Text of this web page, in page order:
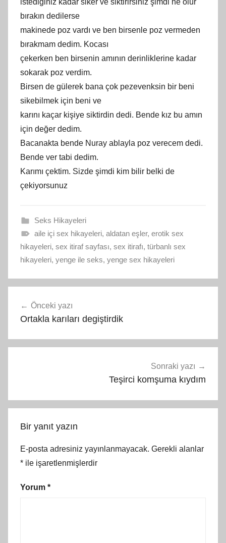
bırakın dedilerse
makinede poz vardı ve ben birsenle poz vermeden
bırakmam dedim. Kocası
çekerken ben birsenin amının derinliklerine kadar
sokarak poz verdim.
Birsen de gülerek bana çok pezevenksin bir beni
sikebilmek için beni ve
karını kaçar kişiye siktirdin dedi. Bende kız bu amın
için değer dedim.
Bacanakta bende Nuray ablayla poz verecem dedi.
Bende ver tabi dedim.
Karımı çektim. Sizde şimdi kim bilir belki de
çekiyorsunuz
Seks Hikayeleri
aile içi sex hikayeleri, aldatan eşler, erotik sex
hikayeleri, sex itiraf sayfası, sex itirafı, türbanlı sex
hikayeleri, yenge ile seks, yenge sex hikayeleri
gezinmesi
Önceki yazı
Ortakla karıları degiştirdik
Sonraki yazı
Teşirci komşuma kıydım
Bir yanıt yazın
E-posta adresiniz yayınlanmayacak. Gerekli alanlar
* ile işaretlenmişlerdir
Yorum *